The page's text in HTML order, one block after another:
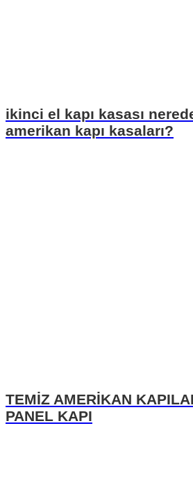
ikinci el kapı kasası
amerikan kapı kasaları?
TEMİZ AMERİKAN
PANEL KAPI